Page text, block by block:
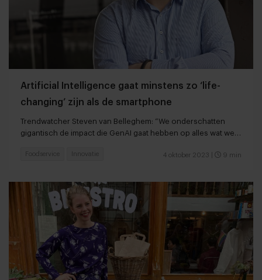
Artificial Intelligence gaat minstens zo ‘life-
changing’ zijn als de smartphone
Trendwatcher Steven van Belleghem: “We onderschatten
gigantisch de impact die GenAI gaat hebben op alles wat we
4 oktober 2023 9 min
Foodservice Innovatie